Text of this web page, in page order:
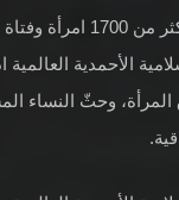
الأحمدية العالمية
المرأة، وحثّ النساء
الأحمدية العالمية